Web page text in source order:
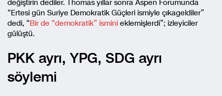
değiştirin dediler. Thomas yıllar sonra Aspen Forumunda
“Ertesi gün Suriye Demokratik Güçleri ismiyle çıkageldiler”
dedi, “Bir de “demokratik” ismini eklemişlerdi”; izleyiciler
gülüştü.
PKK ayrı, YPG, SDG ayrı
söylemi